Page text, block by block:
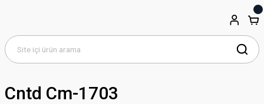
Cntd Cm-1703